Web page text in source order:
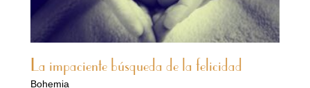
La impaciente búsqueda de la felicidad
Bohemia